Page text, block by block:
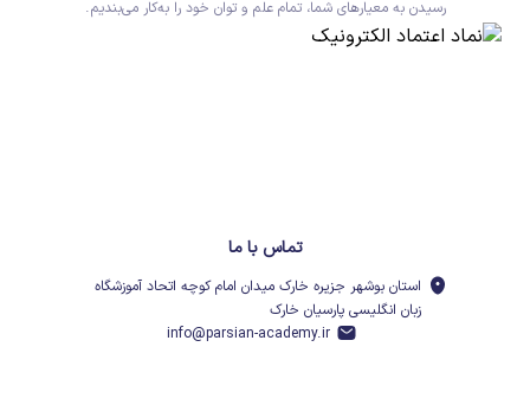
رسیدن به معیارهای شما، تمام علم و توان خود را به‌کار می‌بندیم.
تماس با ما
استان بوشهر جزیره خارک میدان امام کوچه اتحاد آموزشگاه
زبان انگلیسی پارسیان خارک
info@parsian-academy.ir